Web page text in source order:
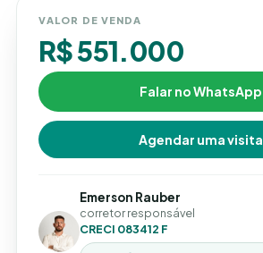
VALOR DE VENDA
R$ 551.000
Falar no WhatsApp
Agendar uma visita
Emerson Rauber
corretor responsável
CRECI 083412 F